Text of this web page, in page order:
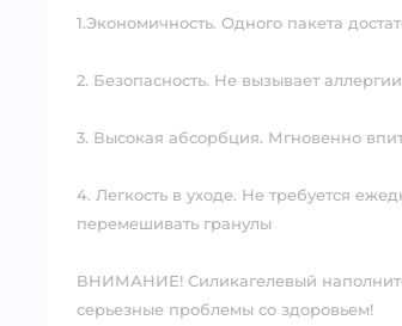
1.Экономичность. Одного пакета
2. Безопасность. Не вызывает
3. Высокая абсорбция. Мгновенно
4. Легкость в уходе. Не требуется
перемешивать гранулы⠀
ВНИМАНИЕ! Силикагелевый
серьезные проблемы со здоровьем!⠀